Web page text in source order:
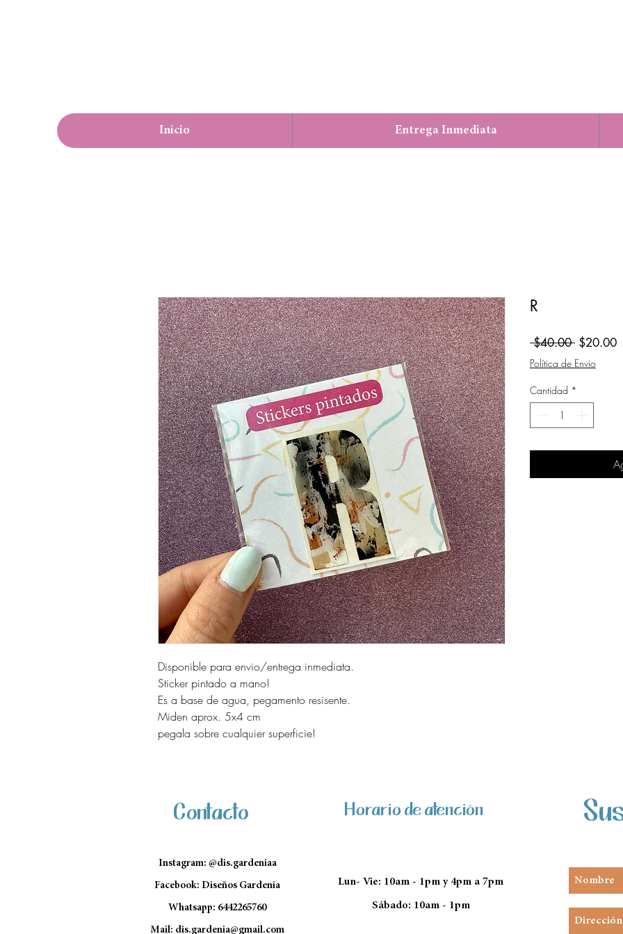
Inicio Entrega Inmediata
Disponible para envio/entrega inmediata.
Sticker pintado a mano!
Es a base de agua, pegamento resisente.
Miden aprox. 5x4 cm
pegala sobre cualquier superficie!
R
$40.00 Precio
$20.00
Política de Envio
Cantidad *
Contacto
Instagram: @dis.gardeniaa
Facebook: Diseños Gardenia
Whatsapp: 6442265760
Mail: dis.gardenia@gmail.com
Horario de atención
Lun- Vie: 10am - 1pm y 4pm a 7pm
Sábado: 10am - 1pm